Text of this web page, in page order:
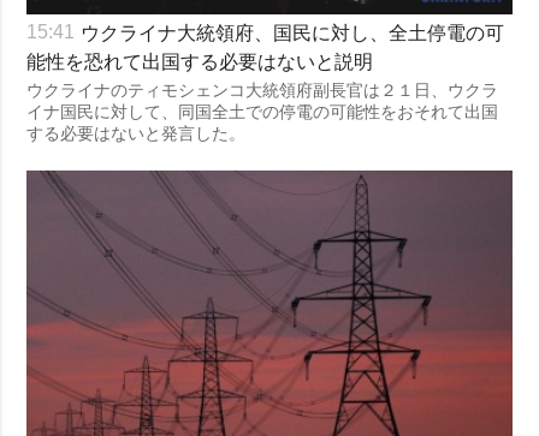
15:41
ウクライナ大統領府、国民に対し、全土停電の可
能性を恐れて出国する必要はないと説明
ウクライナのティモシェンコ大統領府副長官は２１日、ウクラ
イナ国民に対して、同国全土での停電の可能性をおそれて出国
する必要はないと発言した。